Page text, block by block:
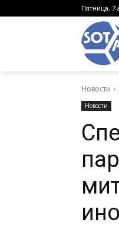
Пятница, 7
Новости
Новости